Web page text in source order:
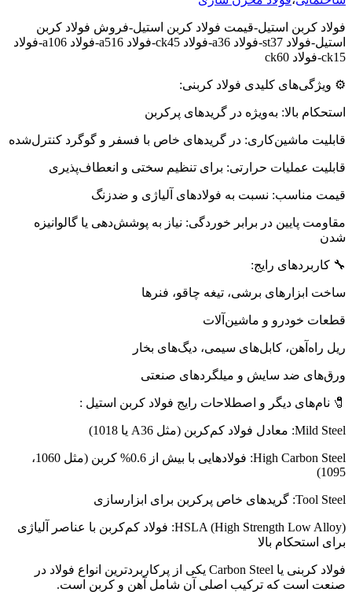
فولاد کربن استیل-قیمت فولاد کربن استیل-فروش فولاد کربن
استیل-فولاد st37-فولاد a36-فولاد ck45-فولاد a516-فولاد a106-فولاد
ck15-فولاد ck60
⚙️ ویژگی‌های کلیدی فولاد کربنی:
استحکام بالا: به‌ویژه در گریدهای پرکربن
قابلیت ماشین‌کاری: در گریدهای خاص با فسفر و گوگرد کنترل‌شده
قابلیت عملیات حرارتی: برای تنظیم سختی و انعطاف‌پذیری
قیمت مناسب: نسبت به فولادهای آلیاژی و ضدزنگ
مقاومت پایین در برابر خوردگی: نیاز به پوشش‌دهی یا گالوانیزه
شدن
🔧 کاربردهای رایج:
ساخت ابزارهای برشی، تیغه چاقو، فنرها
قطعات خودرو و ماشین‌آلات
ریل راه‌آهن، کابل‌های سیمی، دیگ‌های بخار
ورق‌های ضد سایش و میلگردهای صنعتی
🧷 نام‌های دیگر و اصطلاحات رایج فولاد کربن استیل :
Mild Steel: معادل فولاد کم‌کربن (مثل A36 یا 1018)
High Carbon Steel: فولادهایی با بیش از 0.6% کربن (مثل 1060،
1095)
Tool Steel: گریدهای خاص پرکربن برای ابزارسازی
HSLA (High Strength Low Alloy): فولاد کم‌کربن با عناصر آلیاژی
برای استحکام بالا
فولاد کربنی یا Carbon Steel یکی از پرکاربردترین انواع فولاد در
صنعت است که ترکیب اصلی آن شامل آهن و کربن است.